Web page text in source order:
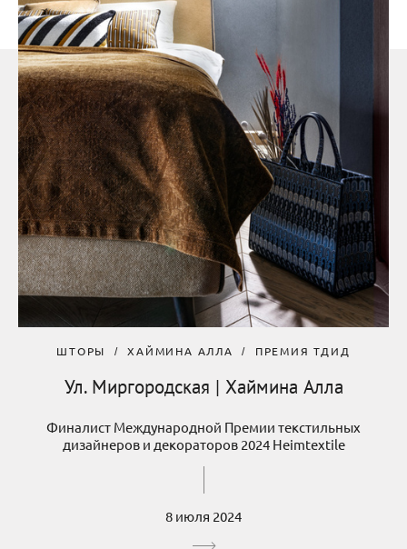
ШТОРЫ ХАЙМИНА АЛЛА ПРЕМИЯ ТДИД
Ул. Миргородская | Хаймина Алла
Финалист Международной Премии текстильных
дизайнеров и декораторов 2024 Heimtextile
8 июля 2024